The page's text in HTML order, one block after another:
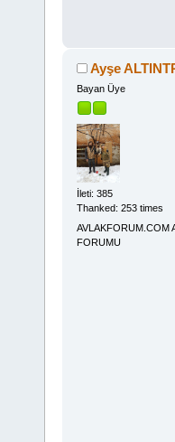
Ayşe
Bayan Üye
İleti: 385
Thanked: 253 times
AVLAKFORUM.COM
FORUMU